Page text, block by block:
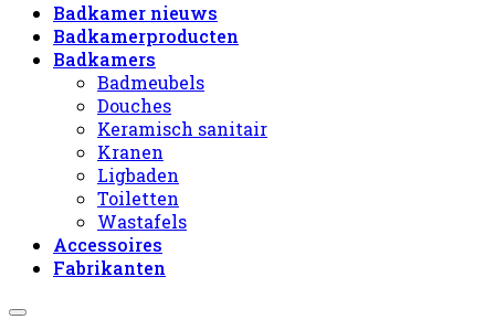
Badkamer nieuws
Badkamerproducten
Badkamers
Badmeubels
Douches
Keramisch sanitair
Kranen
Ligbaden
Toiletten
Wastafels
Accessoires
Fabrikanten